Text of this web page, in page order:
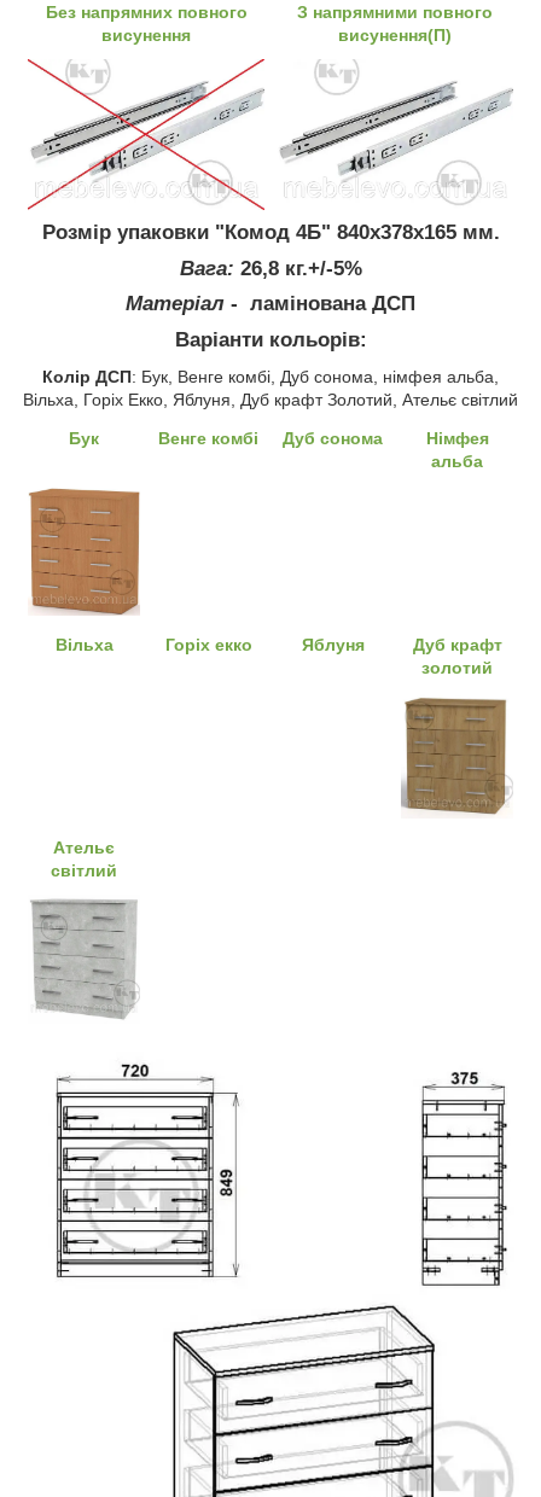
Без напрямних повного
висунення
З напрямними повного
висунення(П)
Розмір упаковки "Комод 4Б" 840х378х165 мм.
Вага: 26,8 кг.+/-5%
Матеріал - ламінована ДСП
Варіанти кольорів:
Колір ДСП: Бук, Венге комбі, Дуб сонома, німфея альба,
Вільха, Горіх Екко, Яблуня, Дуб крафт Золотий, Ательє світлий
Бук
Венге комбі Дуб сонома
Німфея
альба
Вільха Горіх екко Яблуня
Дуб крафт
золотий
Ательє
світлий